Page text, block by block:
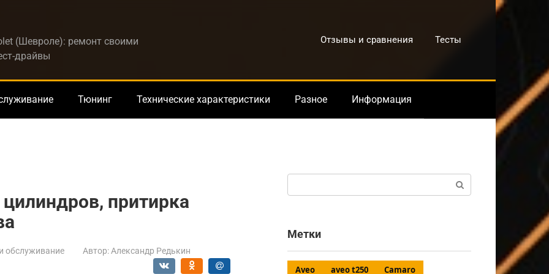
(Шевроле): ремонт своими
драйвы
Отзывы и сравнения Тесты
Тюнинг Технические характеристики Разное Информация
притирка
обслуживание Автор: Александр Редькин
Метки
Aveo aveo t250
Camaro